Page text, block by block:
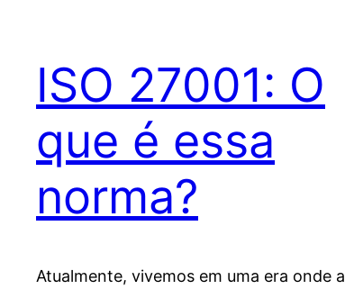
ISO 27001: O
que é essa
norma?
Atualmente, vivemos em uma era onde a